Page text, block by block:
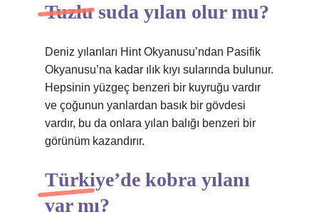
Tuzlu suda yılan olur mu?
Deniz yılanları Hint Okyanusu’ndan Pasifik
Okyanusu’na kadar ılık kıyı sularında bulunur.
Hepsinin yüzgeç benzeri bir kuyruğu vardır
ve çoğunun yanlardan basık bir gövdesi
vardır, bu da onlara yılan balığı benzeri bir
görünüm kazandırır.
Türkiye’de kobra yılanı
var mı?